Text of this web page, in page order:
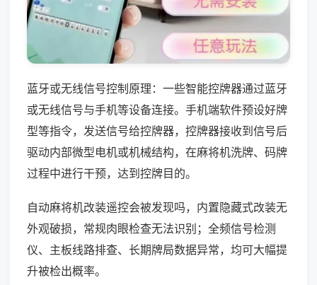
蓝牙或无线信号控制原理：一些智能控牌器通过蓝牙
或无线信号与手机等设备连接。手机端软件预设好牌
型等指令，发送信号给控牌器，控牌器接收到信号后
驱动内部微型电机或机械结构，在麻将机洗牌、码牌
过程中进行干预，达到控牌目的。
自动麻将机改装遥控会被发现吗，内置隐藏式改装无
外观破损，常规肉眼检查无法识别；全频信号检测
仪、主板线路排查、长期牌局数据异常，均可大幅提
升被检出概率。